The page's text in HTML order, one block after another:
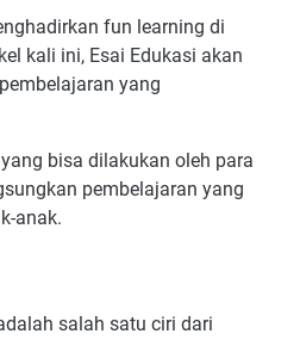
fun learning di
kali ini, Esai Edukasi akan
yang
bisa dilakukan oleh para
pembelajaran yang
anak.
salah satu ciri dari